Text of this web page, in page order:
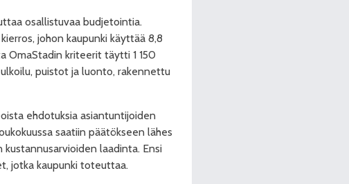
osallistuvaa budjetointia.
johon kaupunki käyttää 8,8
OmaStadin kriteerit täytti 1 150
puistot ja luonto, rakennettu
ehdotuksia asiantuntijoiden
saatiin päätökseen lähes
laadinta. Ensi
jotka kaupunki toteuttaa.